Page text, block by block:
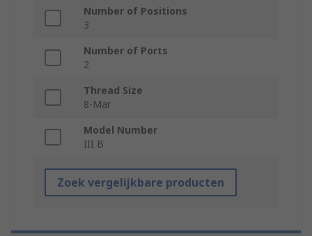
Number of Positions
3
Number of Ports
2
Thread Size
8-Mar
Model Number
III B
Zoek vergelijkbare producten